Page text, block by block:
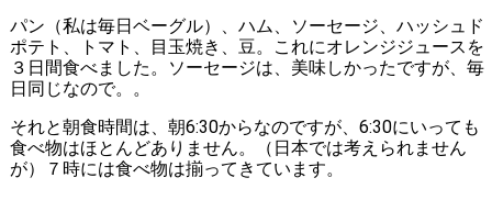
パン（私は毎日ベーグル）、ハム、ソーセージ、ハッシュド
ポテト、トマト、目玉焼き、豆。これにオレンジジュースを
３日間食べました。ソーセージは、美味しかったですが、毎
日同じなので。。
それと朝食時間は、朝6:30からなのですが、6:30にいっても
食べ物はほとんどありません。（日本では考えられません
が）７時には食べ物は揃ってきています。